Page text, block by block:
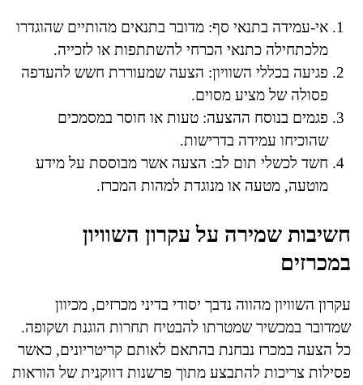
אי-עמידה בתנאי סף: מדובר בתנאים מהותיים שהוגדרו
מלכתחילה כתנאי הכרחי להשתתפות או לזכייה.
פגיעה בכללי השוויון: הצעה שמעוררת חשש להעדפה
פסולה של מציע מסוים.
פגמים בנוסח ההצעה: טעות או חוסר במסמכים
שהוכיחו עמידה בדרישות.
חשד לכשלי תום לב: הצעה אשר מבוססת על מידע
מוטעה, מטעה או מנוגדת למהות המכרז.
חשיבות שמירה על עקרון השוויון
במכרזים
עקרון השוויון מהווה נדבך יסודי בדיני מכרזים, מכיוון
שמדובר במכשיר שמטרתו להבטיח תחרות הוגנת ושקופה.
כל הצעה במכרז נבחנת בהתאם לאותם קריטריונים, כאשר
פסילות צריכות להתבצע מתוך פרשנות דווקנית של הוראות